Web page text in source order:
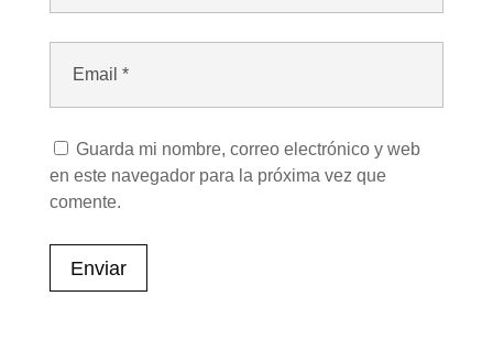
Guarda mi nombre, correo electrónico y web
en este navegador para la próxima vez que
comente.
Enviar